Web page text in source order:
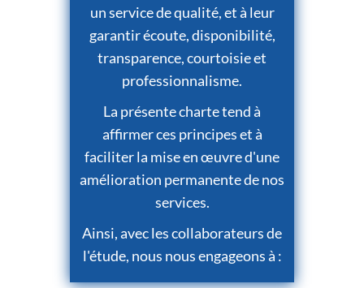
un service de qualité, et à leur
garantir écoute, disponibilité,
transparence, courtoisie et
professionnalisme.
La présente charte tend à
affirmer ces principes et à
faciliter la mise en œuvre d'une
amélioration permanente de nos
services.
Ainsi, avec les collaborateurs de
l'étude, nous nous engageons à :